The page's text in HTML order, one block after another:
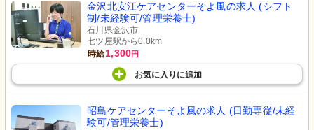
金沢北安江ケアセンターそよ風の求人 (シフト
制/未経験可/管理栄養士)
石川県金沢市
七ツ屋駅から0.0km
時給1,300円
お気に入り に追加
昭島ケアセンターそよ風の求人 (日勤専従/未経
験可/管理栄養士)